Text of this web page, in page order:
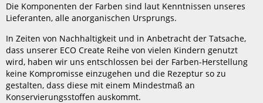
Die Komponenten der Farben sind laut Kenntnissen unseres
Lieferanten, alle anorganischen Ursprungs.
In Zeiten von Nachhaltigkeit und in Anbetracht der Tatsache,
dass unserer ECO Create Reihe von vielen Kindern genutzt
wird, haben wir uns entschlossen bei der Farben-Herstellung
keine Kompromisse einzugehen und die Rezeptur so zu
gestalten, dass diese mit einem Mindestmaß an
Konservierungsstoffen auskommt.